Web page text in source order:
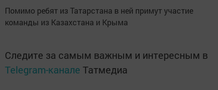
Помимо ребят из Татарстана в ней примут участие
команды из Казахстана и Крыма
Следите за самым важным и интересным в
Telegram-канале Татмедиа